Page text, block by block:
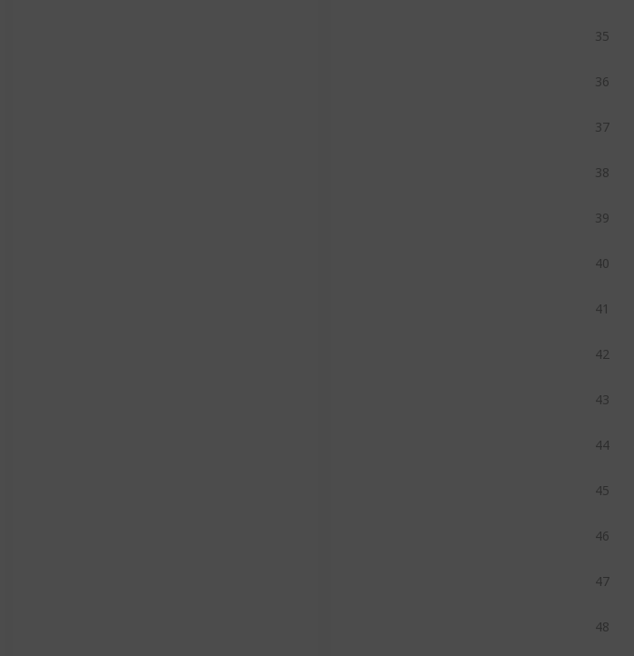
35
36
37
38
39
40
41
42
43
44
45
46
47
48